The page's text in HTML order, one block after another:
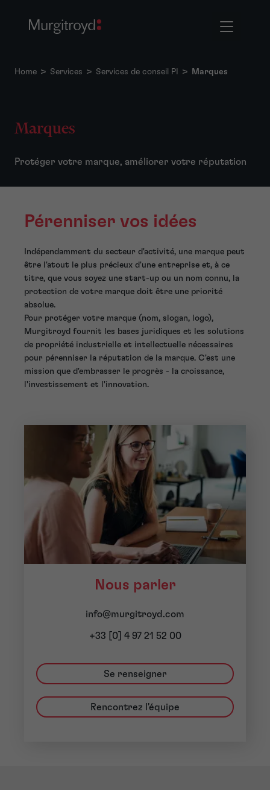
Home > Services > Services de conseil PI > Marques
Marques
Protéger votre marque, améliorer votre réputation
Pérenniser vos idées
Indépendamment du secteur d'activité, une marque peut
être l'atout le plus précieux d'une entreprise et, à ce
titre, que vous soyez une start-up ou un nom connu, la
protection de votre marque doit être une priorité
absolue.
Pour protéger votre marque (nom, slogan, logo),
Murgitroyd fournit les bases juridiques et les solutions
de propriété industrielle et intellectuelle nécessaires
pour pérenniser la réputation de la marque. C'est une
mission que d'embrasser le progrès - la croissance,
l'investissement et l'innovation.
Nous parler
info@murgitroyd.com
+33 [0] 4 97 21 52 00
Se renseigner
Rencontrez l'équipe